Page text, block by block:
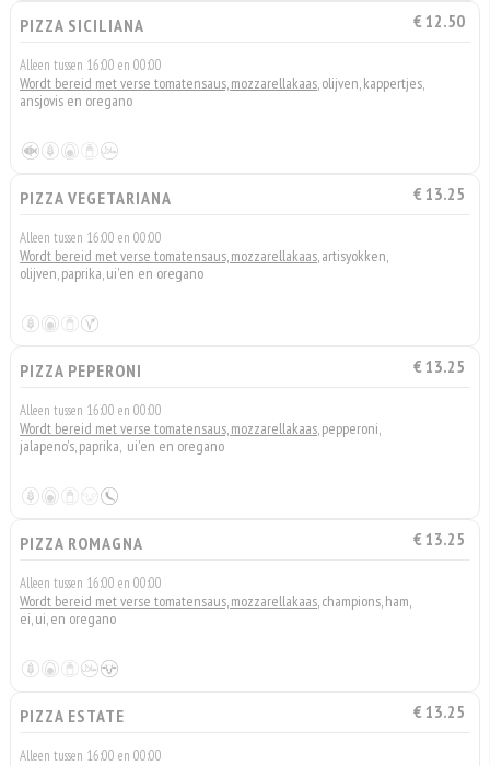
PIZZA SICILIANA € 12.50
Alleen tussen 16:00 en 00:00
Wordt bereid met verse tomatensaus, mozzarellakaas, olijven, kappertjes,
ansjovis en oregano
PIZZA VEGETARIANA € 13.25
Alleen tussen 16:00 en 00:00
Wordt bereid met verse tomatensaus, mozzarellakaas, artisyokken,
olijven, paprika, ui'en en oregano
PIZZA PEPERONI € 13.25
Alleen tussen 16:00 en 00:00
Wordt bereid met verse tomatensaus, mozzarellakaas, pepperoni,
jalapeno's, paprika, ui'en en oregano
PIZZA ROMAGNA € 13.25
Alleen tussen 16:00 en 00:00
Wordt bereid met verse tomatensaus, mozzarellakaas, champions, ham,
ei, ui, en oregano
PIZZA ESTATE € 13.25
Alleen tussen 16:00 en 00:00